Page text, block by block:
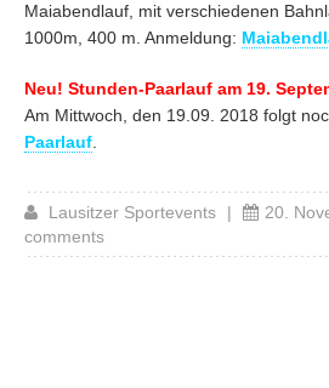
Maiabendlauf, mit verschiedenen
1000m, 400 m. Anmeldung:
Neu! Stunden-Paarlauf am 19.
Am Mittwoch, den 19.09. 2018 folgt
Paarlauf
Lausitzer Sportevents | 20.
comments